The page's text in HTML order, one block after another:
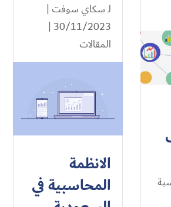
لـسكاي سوفت |
30/11/2023 |
المقالات
الانظمة
المحاسبية في